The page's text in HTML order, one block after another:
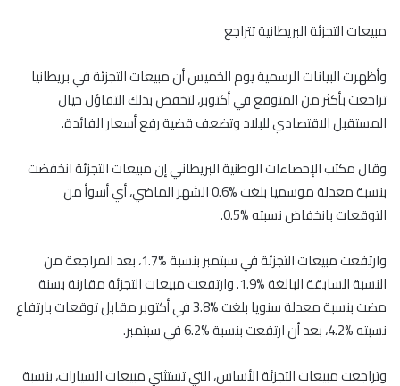
مبيعات التجزئة البريطانية تتراجع
وأظهرت البيانات الرسمية يوم الخميس أن مبيعات التجزئة في بريطانيا
تراجعت بأكثر من المتوقع في أكتوبر، لتخفض بذلك التفاؤل حيال
المستقبل الاقتصادي للبلاد وتضعف قضية رفع أسعار الفائدة.
وقال مكتب الإحصاءات الوطنية البريطاني إن مبيعات التجزئة انخفضت
بنسبة معدلة موسميا بلغت %0.6 الشهر الماضي، أي أسوأ من
التوقعات بانخفاض نسبته %0.5.
وارتفعت مبيعات التجزئة في سبتمبر بنسبة %1.7، بعد المراجعة من
النسبة السابقة البالغة %1.9. وارتفعت مبيعات التجزئة مقارنة بسنة
مضت بنسبة معدلة سنويا بلغت %3.8 في أكتوبر مقابل توقعات بارتفاع
نسبته %4.2، بعد أن ارتفعت بنسبة %6.2 في سبتمبر.
وتراجعت مبيعات التجزئة الأساس، التي تستثني مبيعات السيارات، بنسبة